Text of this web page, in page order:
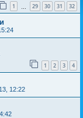
1 29 30 31 32
1 2 3 4
12:22